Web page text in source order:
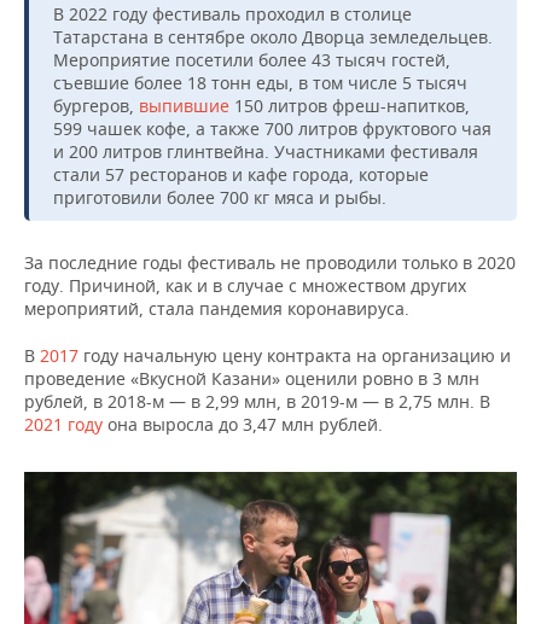
В 2022 году фестиваль проходил в столице
Татарстана в сентябре около Дворца земледельцев.
Мероприятие посетили более 43 тысяч гостей,
съевшие более 18 тонн еды, в том числе 5 тысяч
бургеров, выпившие 150 литров фреш-напитков,
599 чашек кофе, а также 700 литров фруктового чая
и 200 литров глинтвейна. Участниками фестиваля
стали 57 ресторанов и кафе города, которые
приготовили более 700 кг мяса и рыбы.
За последние годы фестиваль не проводили только в 2020
году. Причиной, как и в случае с множеством других
мероприятий, стала пандемия коронавируса.
В 2017 году начальную цену контракта на организацию и
проведение «Вкусной Казани» оценили ровно в 3 млн
рублей, в 2018-м — в 2,99 млн, в 2019-м — в 2,75 млн. В
2021 году она выросла до 3,47 млн рублей.